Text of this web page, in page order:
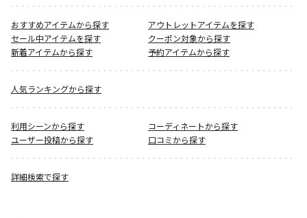
おすすめアイテムから探す
アウトレットアイテムを探す
セール中アイテムを探す
クーポン対象から探す
新着アイテムから探す
予約アイテムから探す
人気ランキングから探す
利用シーンから探す
コーディネートから探す
ユーザー投稿から探す
口コミから探す
詳細検索で探す